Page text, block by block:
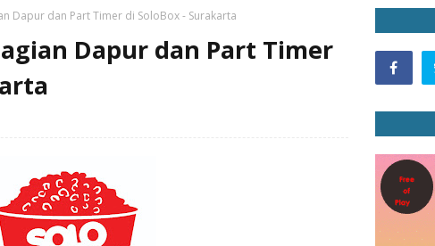
Dapur dan Part Timer di SoloBox - Surakarta
Dapur dan Part Timer